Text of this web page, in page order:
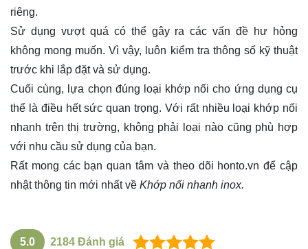
riêng.
Sử dụng vượt quá có thể gây ra các vấn đề hư hỏng
không mong muốn. Vì vậy, luôn kiểm tra thông số kỹ thuật
trước khi lắp đặt và sử dụng.
Cuối cùng, lựa chọn đúng loại khớp nối cho ứng dụng cụ
thể là điều hết sức quan trọng. Với rất nhiều loại khớp nối
nhanh trên thị trường, không phải loại nào cũng phù hợp
với nhu cầu sử dụng của bạn.
Rất mong các bạn quan tâm và theo dõi honto.vn để cập
nhật thông tin mới nhất về Khớp nối nhanh inox.
5.0 2184 Đánh giá